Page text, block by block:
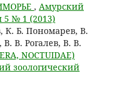
, Амурский
5 № 1 (2013)
К. Б. Пономарев, В.
В. Рогалев, В. В.
NOCTUIDAE)
зоологический